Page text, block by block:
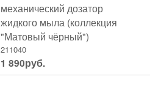
механический дозатор
жидкого мыла (коллекция
"Матовый чёрный")
211040
1 890руб.